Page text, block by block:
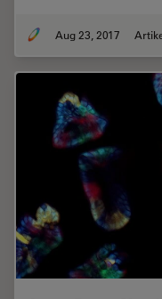
Aug 23, 2017